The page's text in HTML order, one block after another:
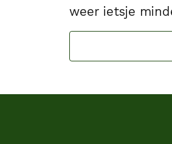
weer ietsje